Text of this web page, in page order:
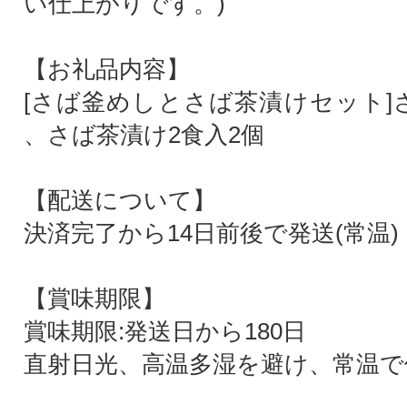
【お礼品内容】
[さば釜めしとさば茶漬けセット]
、さば茶漬け2食入2個
【配送について】
決済完了から14日前後で発送(常温)
【賞味期限】
賞味期限:発送日から180日
直射日光、高温多湿を避け、常温